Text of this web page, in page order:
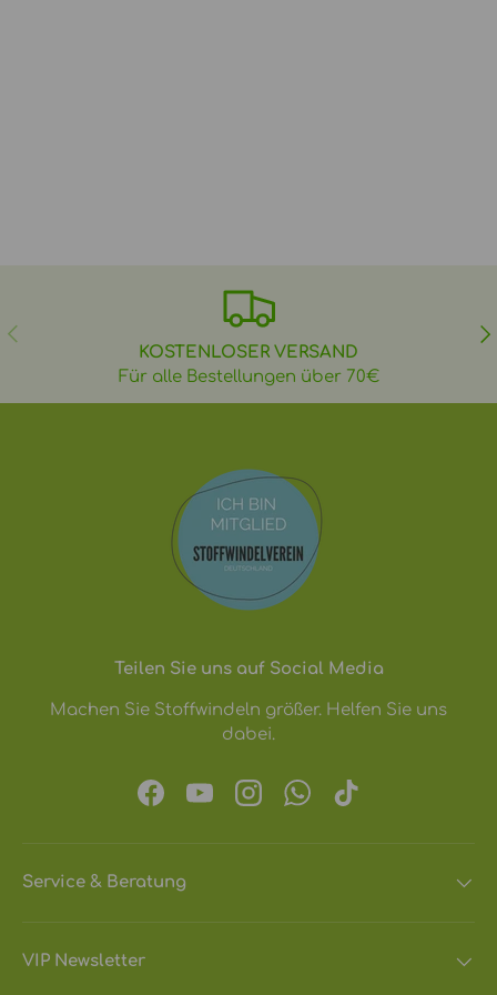
VORHERIGE
KOSTENLOSER VERSAND
Für alle Bestellungen über 70€
Teilen Sie uns auf Social Media
Machen Sie Stoffwindeln größer. Helfen Sie uns
dabei.
FacebookYouTubeInstagramWhatsApp
TikTok
Service & Beratung
VIP Newsletter